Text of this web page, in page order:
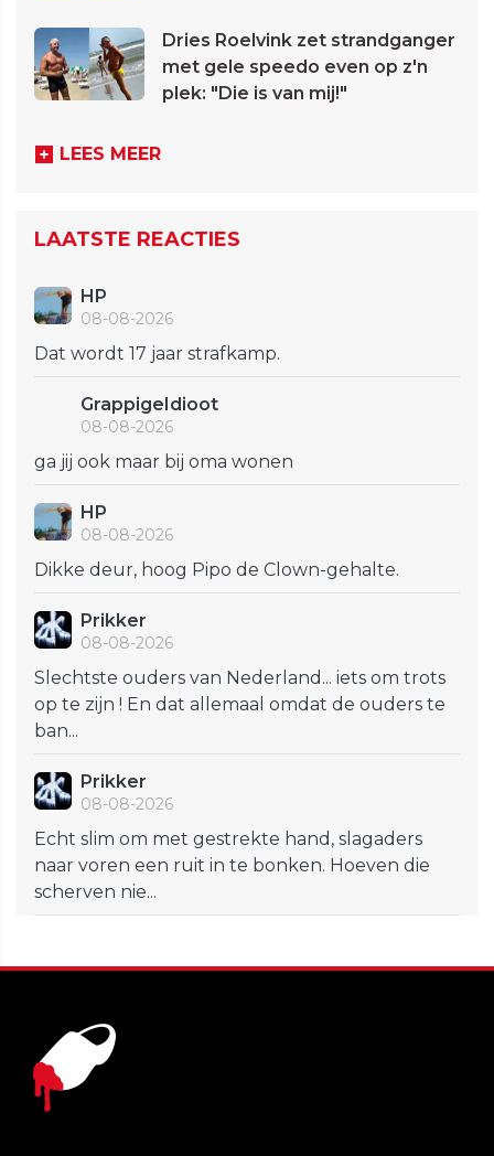
Dries Roelvink zet strandganger
met gele speedo even op z'n
plek: "Die is van mij!"
LEES MEER
LAATSTE REACTIES
HP
08-08-2026
Dat wordt 17 jaar strafkamp.
GrappigeIdioot
08-08-2026
ga jij ook maar bij oma wonen
HP
08-08-2026
Dikke deur, hoog Pipo de Clown-gehalte.
Prikker
08-08-2026
Slechtste ouders van Nederland... iets om trots
op te zijn ! En dat allemaal omdat de ouders te
ban...
Prikker
08-08-2026
Echt slim om met gestrekte hand, slagaders
naar voren een ruit in te bonken. Hoeven die
scherven nie...